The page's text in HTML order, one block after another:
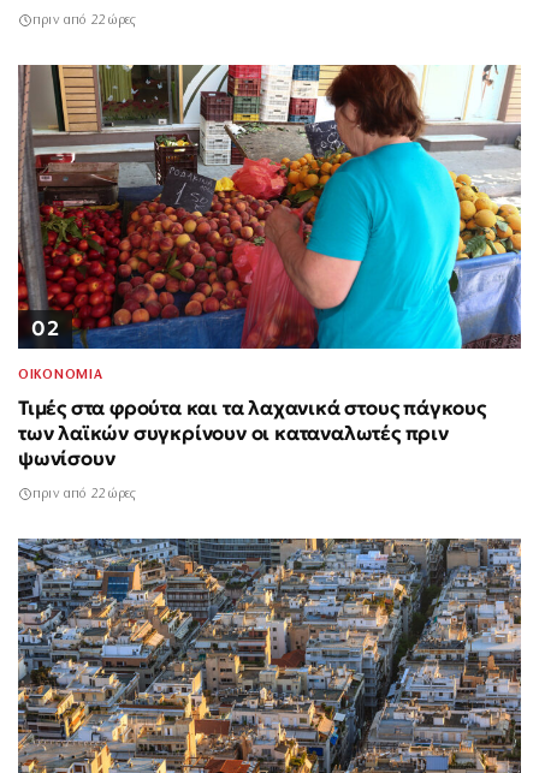
πριν από 22 ώρες
02
ΟΙΚΟΝΟΜΙΑ
Τιμές στα φρούτα και τα λαχανικά στους πάγκους
των λαϊκών συγκρίνουν οι καταναλωτές πριν
ψωνίσουν
πριν από 22 ώρες